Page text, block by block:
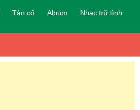
Tân cổ Album Nhạc trữ tình